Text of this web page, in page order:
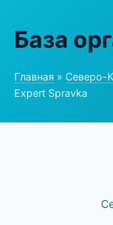
База
Главная » Северо-
Expert Spravka